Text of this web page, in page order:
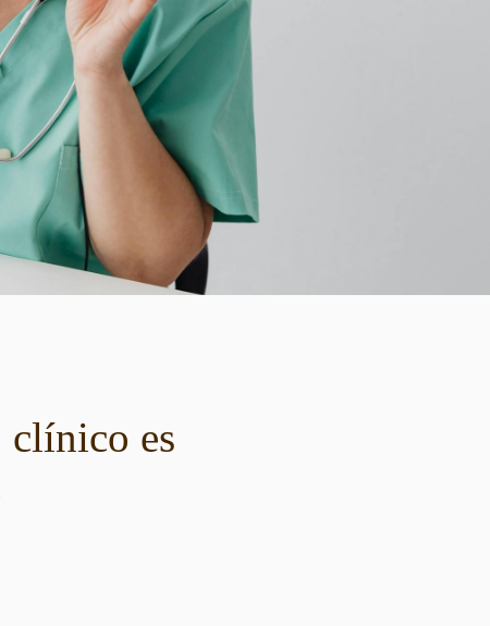
clínico es